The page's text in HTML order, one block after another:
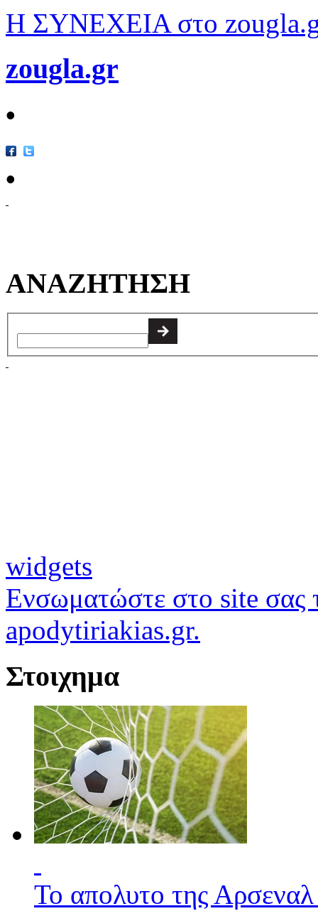
Η ΣΥΝΕΧΕΙΑ στο
zougla.gr
•
•
ΑΝΑΖΗΤΗΣΗ
widgets
Ενσωματώστε στο site σας
apodytiriakias.gr.
Στοιχημα
Το απολυτο της